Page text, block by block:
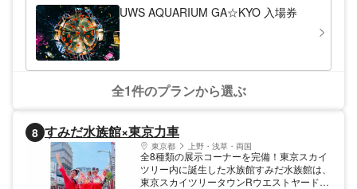
UWS AQUARIUM GA☆KYO 入場券
全1件のプランから選ぶ
8 すみだ水族館×東京力車
東京都 上野・浅草・両国
全8種類の展示コーナーを完備！東京スカイ
ツリー内に誕生した水族館すみだ水族館は、
東京スカイツリータウンRウエストヤード内